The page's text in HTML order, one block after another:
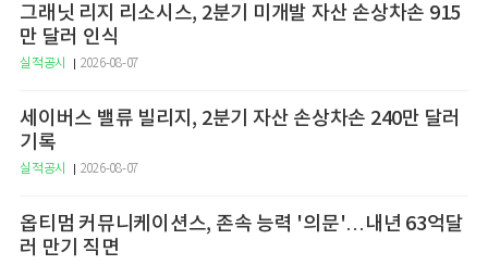
그래닛 리지 리소시스, 2분기 미개발 자산 손상차손 915
만 달러 인식
실적공시 2026-08-07
세이버스 밸류 빌리지, 2분기 자산 손상차손 240만 달러
기록
실적공시 2026-08-07
옵티멈 커뮤니케이션스, 존속 능력 '의문'…내년 63억달
러 만기 직면